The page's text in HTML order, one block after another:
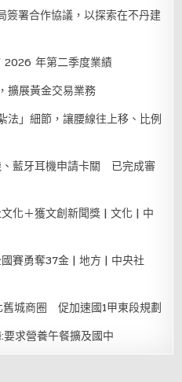
署合作協議，以探索在不丹建
年第二季度業績
展黃金交易業務
法」細節，讓腰線往上移、比例
、藍牙耳機申請卡關 已完成審
化＋獲文創新聞獎 | 文化 | 中
賽勇奪37金 | 地方 | 中央社
城商圈 促加速國1甲東段規劃
求營養午餐擴及國中